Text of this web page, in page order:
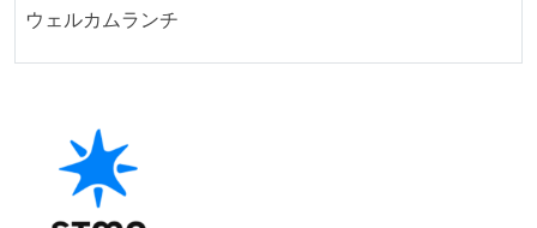
うにしている
テストの実施度
ほとんどのプロダクトコードに単体テストを記述、実
施している
ウェルカムランチ